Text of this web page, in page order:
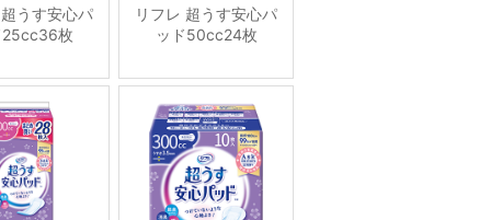
うす安心パ
25cc36枚
リフレ 超うす安心パ
ッド50cc24枚